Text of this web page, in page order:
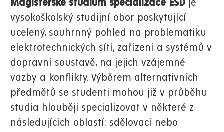
Magisterské studium specializace ESD je
vysokoškolský studijní obor poskytující
ucelený, souhrnný pohled na problematiku
elektrotechnických sítí, zařízení a systémů v
dopravní soustavě, na jejich vzájemné
vazby a konflikty. Výběrem alternativních
předmětů se studenti mohou již v průběhu
studia hlouběji specializovat v některé z
následujících oblastí: sdělovací nebo